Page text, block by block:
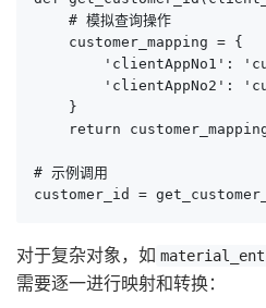
    # 模拟查询操作
    customer_mapping = {
'clientAppNo1':
'clientAppNo2':
    }
return
# 示例调用
customer_id =
对于复杂对象，如
需要逐一进行映射和转换：